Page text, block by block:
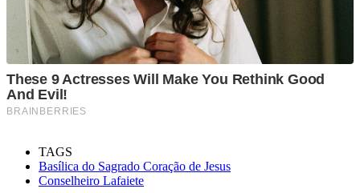
TAGS
Basílica do Sagrado Coração de Jesus
Conselheiro Lafaiete